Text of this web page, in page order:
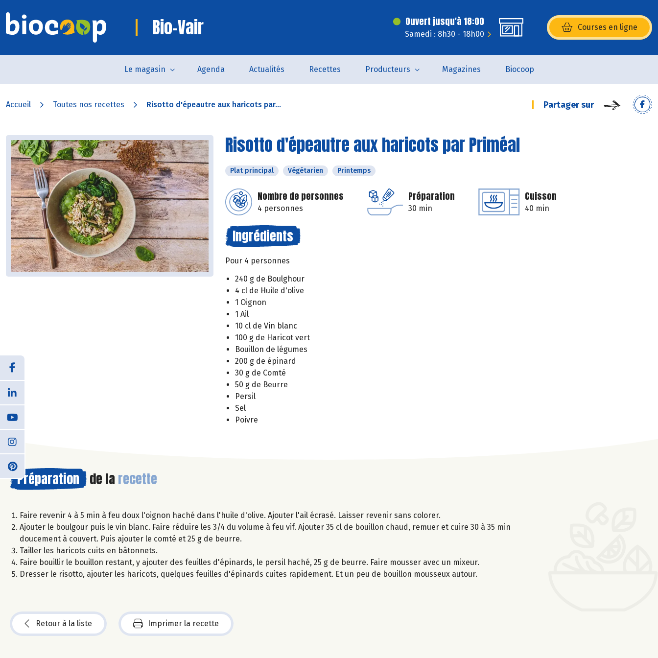
Bio-Vair Ouvert jusqu'à 18:00
Samedi : 8h30 - 18h00
Courses en ligne
(s’ouvre dans une nouvelle
Le magasin Agenda Actualités Recettes Producteurs Magazines Biocoop
Accueil Toutes nos recettes Risotto d'épeautre aux haricots par... Partager sur
Risotto d'épeautre aux haricots par Priméal
Plat principal Végétarien Printemps
Nombre de personnes
4 personnes
Préparation
30 min
Cuisson
40 min
Ingrédients
Pour 4 personnes
240 g de Boulghour
4 cl de Huile d'olive
1 Oignon
1 Ail
10 cl de Vin blanc
100 g de Haricot vert
Bouillon de légumes
200 g de épinard
30 g de Comté
50 g de Beurre
Persil
Sel
Poivre
Préparation de la recette
Faire revenir 4 à 5 min à feu doux l'oignon haché dans l'huile d'olive. Ajouter l'ail écrasé. Laisser revenir sans colorer.
Ajouter le boulgour puis le vin blanc. Faire réduire les 3/4 du volume à feu vif. Ajouter 35 cl de bouillon chaud, remuer et cuire 30 à 35 min
doucement à couvert. Puis ajouter le comté et 25 g de beurre.
Tailler les haricots cuits en bâtonnets.
Faire bouillir le bouillon restant, y ajouter des feuilles d'épinards, le persil haché, 25 g de beurre. Faire mousser avec un mixeur.
Dresser le risotto, ajouter les haricots, quelques feuilles d'épinards cuites rapidement. Et un peu de bouillon mousseux autour.
Retour à la liste Imprimer la recette